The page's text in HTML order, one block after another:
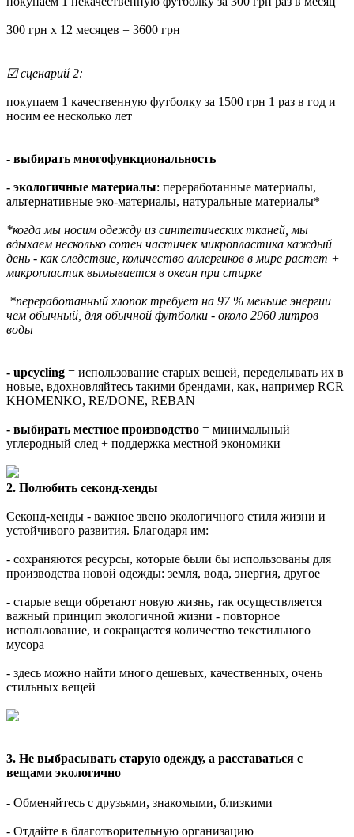
300 грн х 12 месяцев = 3600 грн
☑ сценарий 2:
покупаем 1 качественную футболку за 1500 грн 1 раз в год и
носим ее несколько лет
- выбирать многофункциональность
- экологичные материалы: переработанные материалы,
альтернативные эко-материалы, натуральные материалы*
*когда мы носим одежду из синтетических тканей, мы
вдыхаем несколько сотен частичек микропластика каждый
день - как следствие, количество аллергиков в мире растет +
микропластик вымывается в океан при стирке
*переработанный хлопок требует на 97 % меньше энергии
чем обычный, для обычной футболки - около 2960 литров
воды
- upcycling = использование старых вещей, переделывать их в
новые, вдохновляйтесь такими брендами, как, например RCR
KHOMENKO, RE/DONE, REBAN
- выбирать местное производство = минимальный
углеродный след + поддержка местной экономики
2. Полюбить секонд-хенды
Секонд-хенды - важное звено экологичного стиля жизни и
устойчивого развития. Благодаря им:
- сохраняются ресурсы, которые были бы использованы для
производства новой одежды: земля, вода, энергия, другое
- старые вещи обретают новую жизнь, так осуществляется
важный принцип экологичной жизни - повторное
использование, и сокращается количество текстильного
мусора
- здесь можно найти много дешевых, качественных, очень
стильных вещей
3. Не выбрасывать старую одежду, а расставаться с
вещами экологично
- Обменяйтесь с друзьями, знакомыми, близкими⠀
- Отдайте в благотворительную организацию